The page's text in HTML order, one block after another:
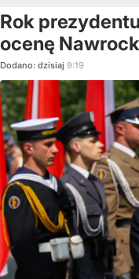
Rok
ocenę
Dodano: dzisiaj 9:19